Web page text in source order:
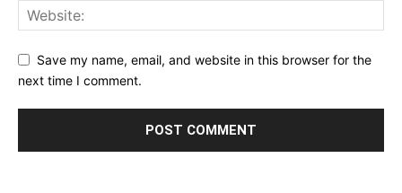
Save my name, email, and website in this browser for the
next time I comment.